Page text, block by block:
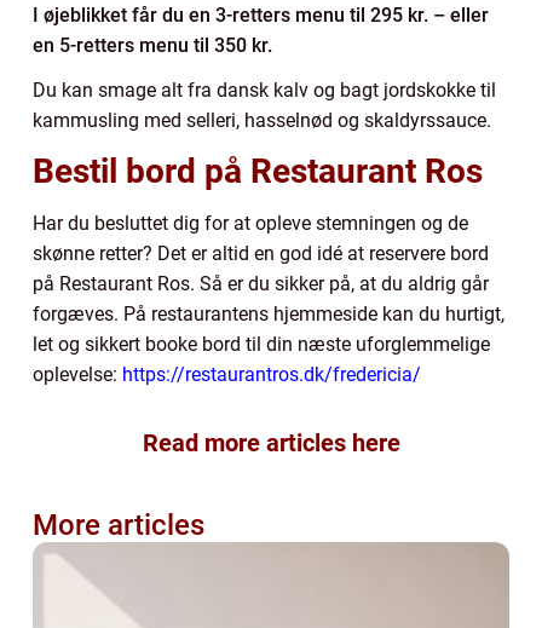
I øjeblikket får du en 3-retters menu til 295 kr. – eller
en 5-retters menu til 350 kr.
Du kan smage alt fra dansk kalv og bagt jordskokke til
kammusling med selleri, hasselnød og skaldyrssauce.
Bestil bord på Restaurant Ros
Har du besluttet dig for at opleve stemningen og de
skønne retter? Det er altid en god idé at reservere bord
på Restaurant Ros. Så er du sikker på, at du aldrig går
forgæves. På restaurantens hjemmeside kan du hurtigt,
let og sikkert booke bord til din næste uforglemmelige
oplevelse: https://restaurantros.dk/fredericia/
Read more articles here
More articles